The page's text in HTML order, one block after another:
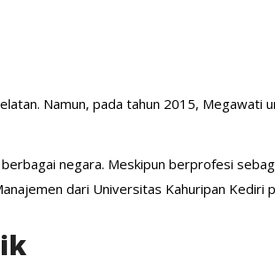
Namun, pada tahun 2015, Megawati
negara. Meskipun berprofesi
dari Universitas Kahuripan Kediri